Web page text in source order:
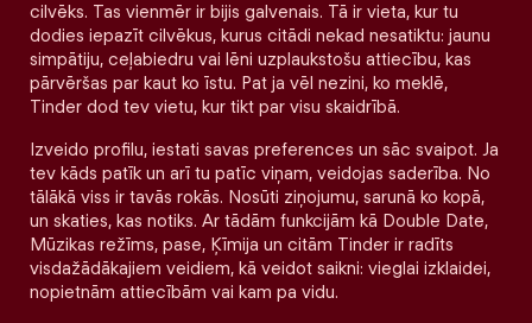
cilvēks. Tas vienmēr ir bijis galvenais. Tā ir vieta, kur tu
dodies iepazīt cilvēkus, kurus citādi nekad nesatiktu: jaunu
simpātiju, ceļabiedru vai lēni uzplaukstošu attiecību, kas
pārvēršas par kaut ko īstu. Pat ja vēl nezini, ko meklē,
Tinder dod tev vietu, kur tikt par visu skaidrībā.
Izveido profilu, iestati savas preferences un sāc svaipot. Ja
tev kāds patīk un arī tu patīc viņam, veidojas saderība. No
tālākā viss ir tavās rokās. Nosūti ziņojumu, sarunā ko kopā,
un skaties, kas notiks. Ar tādām funkcijām kā Double Date,
Mūzikas režīms, pase, Ķīmija un citām Tinder ir radīts
visdažādākajiem veidiem, kā veidot saikni: vieglai izklaidei,
nopietnām attiecībām vai kam pa vidu.